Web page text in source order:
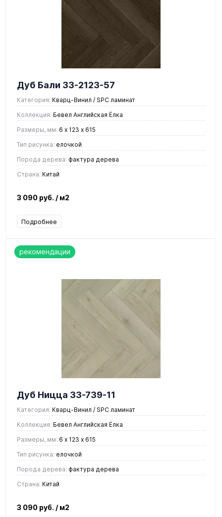
Дуб Бали 33-2123-57
Категория: Кварц-Винил / SPC ламинат
Коллекция: Бевел Английская Ёлка
Размеры, мм: 6 х 123 х 615
Тип рисунка: елочкой
Порода дерева: фактура дерева
Страна: Китай
3 090 руб. / м2
Подробнее
рекомендации
Дуб Ницца 33-739-11
Категория: Кварц-Винил / SPC ламинат
Коллекция: Бевел Английская Ёлка
Размеры, мм: 6 х 123 х 615
Тип рисунка: елочкой
Порода дерева: фактура дерева
Страна: Китай
3 090 руб. / м2